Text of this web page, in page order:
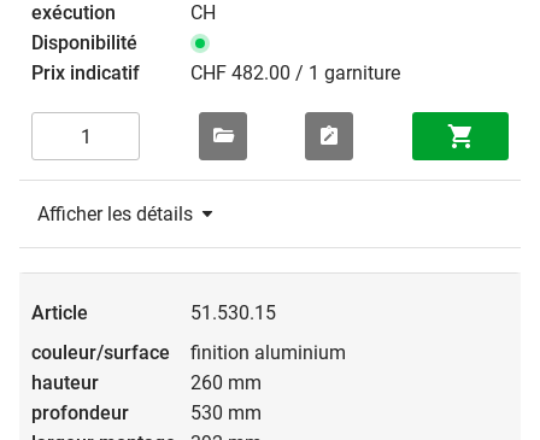
CH
CHF 482.00 / 1 garniture
Afficher les détails
51.530.15
finition aluminium
260 mm
530 mm